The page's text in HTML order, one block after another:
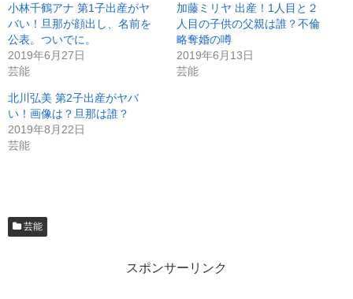
小林千鶴アナ 第1子出産がヤ
バい！旦那が顔出し、名前を
公表。ついでに。
2019年6月27日
芸能
加藤ミリヤ 出産！1人目と２
人目の子供の父親は誰？不倫
略奪婚の噂
2019年6月13日
芸能
北川弘美 第2子出産がヤバ
い！画像は？旦那は誰？
2019年8月22日
芸能
芸能
スポンサーリンク